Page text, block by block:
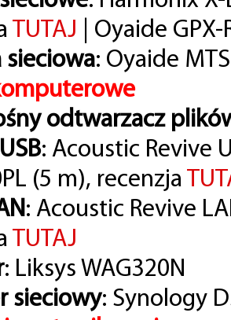
TUTAJ | Oyaide
sieciowa: Oyaide
odtwarzacz
: Acoustic Revive
(5 m), recenzja
: Acoustic Revive
TUTAJ
: Liksys WAG320N
sieciowy: Synology